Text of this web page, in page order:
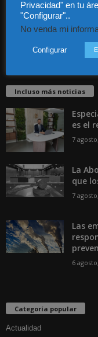
Incluso más noticias
es el
7
La
que
7
Las
6
Categoría popular
Actualidad
Privacidad" en tu
"Configurar"..
No venda mi
Configurar